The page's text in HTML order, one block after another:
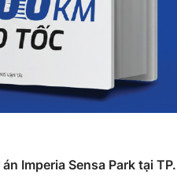
Imperia Sensa Park tại